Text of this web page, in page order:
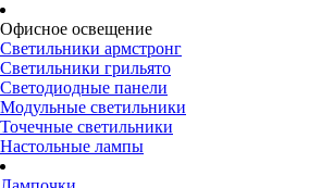
Офисное освещение
Светильники армстронг
Светильники грильято
Светодиодные панели
Модульные светильники
Точечные светильники
Настольные лампы